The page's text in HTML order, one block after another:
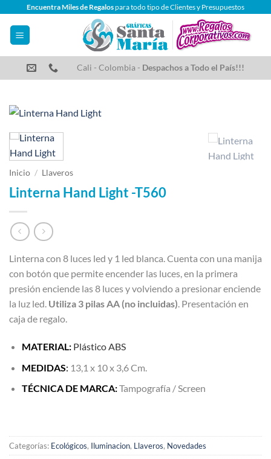
contenido
Encuentra Miles de Regalospara todo tipo de Clientes y Presupuestos
Cali - Colombia - Despachos a Todo el País!!!
Inicio / Llaveros
Linterna Hand Light -T560
Linterna con 8 luces led y 1 led blanca. Cuenta con una manija
con botón que permite encender las luces, en la primera
presión enciende las 8 luces y volviendo a presionar enciende
la luz led. Utiliza 3 pilas AA (no incluidas). Presentación en
caja de regalo.
MATERIAL: Plástico ABS
MEDIDAS: 13,1 x 10 x 3,6 Cm.
TÉCNICA DE MARCA:Tampografía / Screen
Categorías: Ecológicos, Iluminacion, Llaveros, Novedades